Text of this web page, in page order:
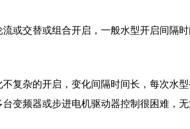
交替或组合开启，一般水型开启间隔
杂的开启，变化间隔时间长，每次水
变频器或步进电机驱动器控制很困难，